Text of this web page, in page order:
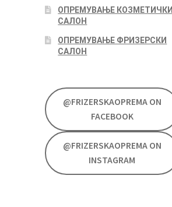
ОПРЕМУВАЊЕ КОЗМЕТИЧКИ
САЛОН
ОПРЕМУВАЊЕ ФРИЗЕРСКИ
САЛОН
@FRIZERSKAOPREMA ON
FACEBOOK
@FRIZERSKAOPREMA ON
INSTAGRAM